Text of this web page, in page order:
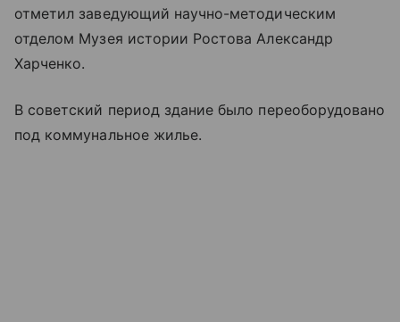
отметил заведующий научно-методическим
отделом Музея истории Ростова Александр
Харченко.
В советский период здание было переоборудовано
под коммунальное жилье.